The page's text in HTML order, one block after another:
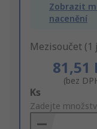
Zobrazit
nacenění
Mezisoučet
81,51
(bez
Add
to
Basket
Ks
Zadejte